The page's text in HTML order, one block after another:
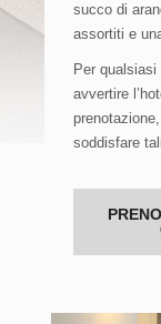
succo di
assortiti e
Per
avvertire
soddisfare